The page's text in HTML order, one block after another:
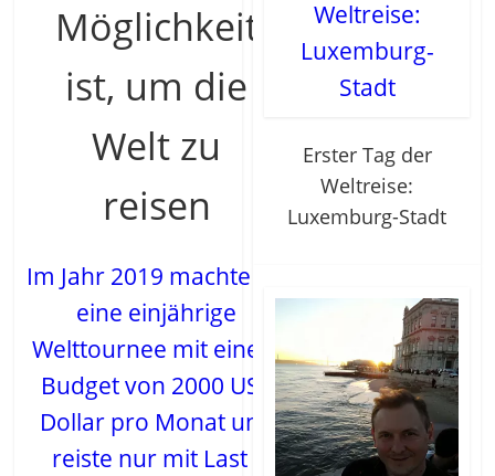
Möglichkeit
ist, um die
Welt zu
reisen
Im Jahr 2019 machte ich
eine einjährige
Welttournee mit einem
Budget von 2000 US -
Dollar pro Monat und
reiste nur mit Last -
Erster Tag der
Weltreise:
Luxemburg-Stadt